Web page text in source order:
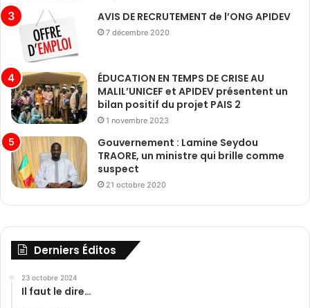
AVIS DE RECRUTEMENT de l’ONG APIDEV
7 décembre 2020
ÉDUCATION EN TEMPS DE CRISE AU
MALIL’UNICEF et APIDEV présentent un
bilan positif du projet PAIS 2
1 novembre 2023
Gouvernement : Lamine Seydou
TRAORE, un ministre qui brille comme
suspect
21 octobre 2020
Derniers Éditos
23 octobre 2024
Il faut le dire…